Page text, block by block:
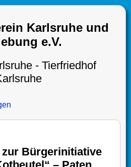
Karlsruhe und
e.V.
- Tierfriedhof
Bürgerinitiative